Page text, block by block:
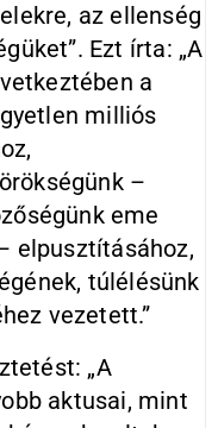
az ellenség
Ezt írta: „A
a
milliós
–
eme
elpusztításához,
túlélésünk
vezetett.”
„A
aktusai, mint